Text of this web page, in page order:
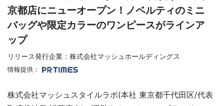
京都店にニューオープン！ノベルティのミニ
バッグや限定カラーのワンピースがラインア
ップ
リリース発行企業：株式会社マッシュホールディングス
情報提供：
株式会社マッシュスタイルラボ(本社 東京都千代田区/代表